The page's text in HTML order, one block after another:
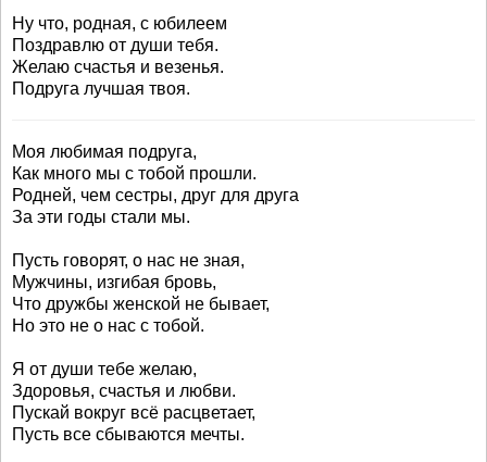
Ну что, родная, с юбилеем
Поздравлю от души тебя.
Желаю счастья и везенья.
Подруга лучшая твоя.
Моя любимая подруга,
Как много мы с тобой прошли.
Родней, чем сестры, друг для друга
За эти годы стали мы.
Пусть говорят, о нас не зная,
Мужчины, изгибая бровь,
Что дружбы женской не бывает,
Но это не о нас с тобой.
Я от души тебе желаю,
Здоровья, счастья и любви.
Пускай вокруг всё расцветает,
Пусть все сбываются мечты.